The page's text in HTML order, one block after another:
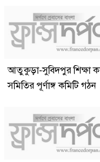
আতুকুড়া-সুবিদপুর শিক্ষা
সমিতির পূর্ণাঙ্গ কমিটি গঠন